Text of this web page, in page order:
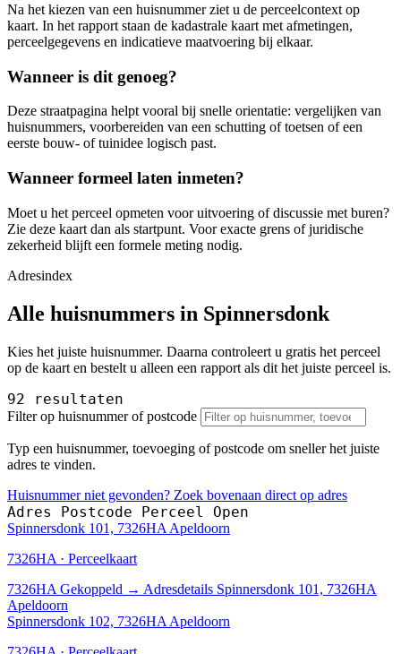
Na het kiezen van een huisnummer ziet u de perceelcontext op
kaart. In het rapport staan de kadastrale kaart met afmetingen,
perceelgegevens en indicatieve maatvoering bij elkaar.
Wanneer is dit genoeg?
Deze straatpagina helpt vooral bij snelle orientatie: vergelijken van
huisnummers, voorbereiden van een schutting of toetsen of een
eerste bouw- of tuinidee logisch past.
Wanneer formeel laten inmeten?
Moet u het perceel opmeten voor uitvoering of discussie met buren?
Zie deze kaart dan als startpunt. Voor exacte grens of juridische
zekerheid blijft een formele meting nodig.
Adresindex
Alle huisnummers in Spinnersdonk
Kies het juiste huisnummer. Daarna controleert u gratis het perceel
op de kaart en bestelt u alleen een rapport als dit het juiste perceel is.
92 resultaten
Filter op huisnummer of postcode
Typ een huisnummer, toevoeging of postcode om sneller het juiste
adres te vinden.
Huisnummer niet gevonden? Zoek bovenaan direct op adres
Adres Postcode Perceel Open
Spinnersdonk 101, 7326HA Apeldoorn
7326HA · Perceelkaart
7326HA Gekoppeld → Adresdetails Spinnersdonk 101, 7326HA
Apeldoorn
Spinnersdonk 102, 7326HA Apeldoorn